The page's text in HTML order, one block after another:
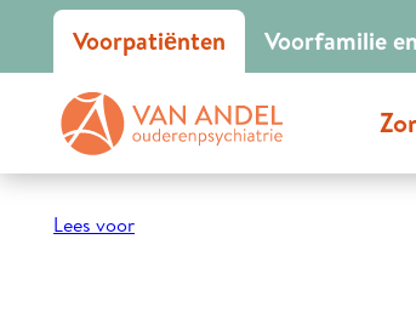
Voorpatiënten Voorfamilie
Lees voor